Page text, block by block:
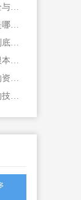
化工厂油罐拆除视频教学：安全与效率高作业全刨析
佛山拆除设备公司排名前三名是哪几家？
桂林化工厂拆除回收，这事儿到底怎么干才不踩坑？
化工厂后院拆除：安全环保的根本步骤与实施要点
巴洛仕：怀集化工厂拆除工程的资深化解策划
兴山化工厂拆除：环保转型中的技术挑战与化解策划